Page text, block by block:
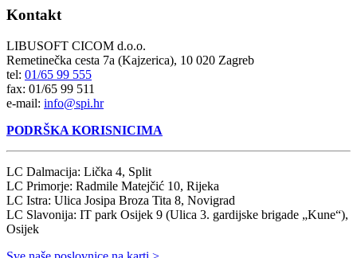
Kontakt
LIBUSOFT CICOM d.o.o.
Remetinečka cesta 7a (Kajzerica), 10 020 Zagreb
tel: 01/65 99 555
fax: 01/65 99 511
e-mail: info@spi.hr
PODRŠKA KORISNICIMA
LC Dalmacija: Lička 4, Split
LC Primorje: Radmile Matejčić 10, Rijeka
LC Istra: Ulica Josipa Broza Tita 8, Novigrad
LC Slavonija: IT park Osijek 9 (Ulica 3. gardijske brigade „Kune“),
Osijek